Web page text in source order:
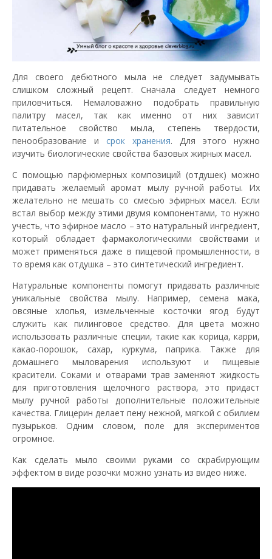
Для своего дебютного мыла не следует задумывать
слишком сложный рецепт. Сначала следует немного
приловчиться. Немаловажно подобрать правильную
палитру масел, так как именно от них зависит
питательное свойство мыла, степень твердости,
пенообразование и срок хранения. Для этого нужно
изучить биологические свойства базовых жирных масел.
С помощью парфюмерных композиций (отдушек) можно
придавать желаемый аромат мылу ручной работы. Их
желательно не мешать со смесью эфирных масел. Если
встал выбор между этими двумя компонентами, то нужно
учесть, что эфирное масло – это натуральный ингредиент,
который обладает фармакологическими свойствами и
может применяться даже в пищевой промышленности, в
то время как отдушка – это синтетический ингредиент.
Натуральные компоненты помогут придавать различные
уникальные свойства мылу. Например, семена мака,
овсяные хлопья, измельченные косточки ягод будут
служить как пилинговое средство. Для цвета можно
использовать различные специи, такие как корица, карри,
какао-порошок, сахар, куркума, паприка. Также для
домашнего мыловарения используют и пищевые
красители. Соками и отварами трав заменяют жидкость
для приготовления щелочного раствора, это придаст
мылу ручной работы дополнительные положительные
качества. Глицерин делает пену нежной, мягкой с обилием
пузырьков. Одним словом, поле для экспериментов
огромное.
Как сделать мыло своими руками со скрабирующим
эффектом в виде розочки можно узнать из видео ниже.